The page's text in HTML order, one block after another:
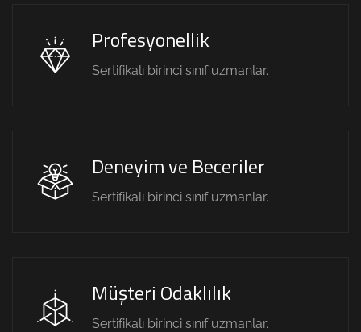
Profesyonellik
Sertifikalı birinci sınıf uzmanlar.
Deneyim ve Beceriler
Sertifikalı birinci sınıf uzmanlar.
Müşteri Odaklılık
Sertifikalı birinci sınıf uzmanlar.